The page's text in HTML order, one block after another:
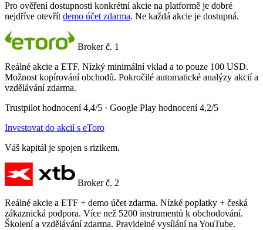
Pro ověření dostupnosti konkrétní akcie na platformě je dobré
nejdříve otevřít demo účet zdarma. Ne každá akcie je dostupná.
Broker č. 1
Reálné akcie a ETF. Nízký minimální vklad a to pouze 100 USD.
Možnost kopírování obchodů. Pokročilé automatické analýzy akcií a
vzdělávání zdarma.
Trustpilot hodnocení 4,4/5 · Google Play hodnocení 4,2/5
Investovat do akcií s eToro
Váš kapitál je spojen s rizikem.
Broker č. 2
Reálné akcie a ETF + demo účet zdarma. Nízké poplatky + česká
zákaznická podpora. Více než 5200 instrumentů k obchodování.
Školení a vzdělávání zdarma. Pravidelné vysílání na YouTube.